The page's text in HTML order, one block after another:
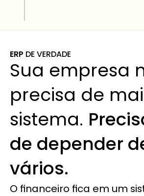
ERP DE VERDADE
Sua empresa
precisa de
sistema.
de depender
vários.
O financeiro fica em um